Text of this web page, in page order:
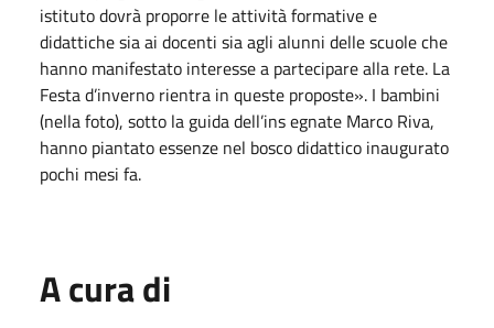
istituto dovrà proporre le attività formative e
didattiche sia ai docenti sia agli alunni delle scuole che
hanno manifestato interesse a partecipare alla rete. La
Festa d’inverno rientra in queste proposte». I bambini
(nella foto), sotto la guida dell’ins egnate Marco Riva,
hanno piantato essenze nel bosco didattico inaugurato
pochi mesi fa.
A cura di